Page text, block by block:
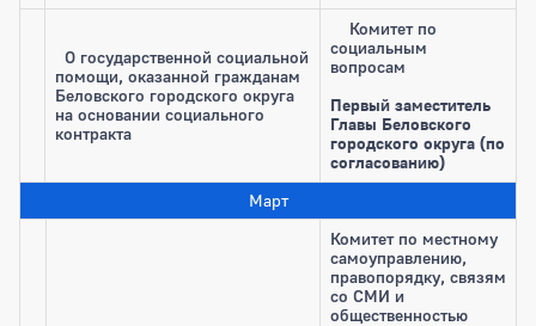
О государственной социальной
помощи, оказанной гражданам
Беловского городского округа
на основании социального
контракта
Комитет по
социальным
вопросам
Первый заместитель
Главы Беловского
городского округа (по
согласованию)
Март
Комитет по местному
самоуправлению,
правопорядку, связям
со СМИ и
общественностью